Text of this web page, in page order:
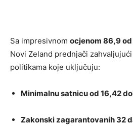
Sa impresivnom ocjenom 86,9
Novi Zeland prednjači
politikama koje uključuju:
Minimalnu satnicu od 16,42
Zakonski zagarantovanih 32